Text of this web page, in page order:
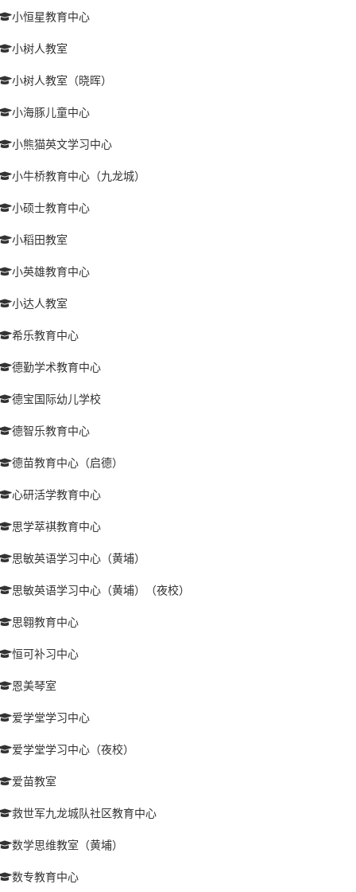
小恒星教育中心
小树人教室
小树人教室（晓晖）
小海豚儿童中心
小熊猫英文学习中心
小牛桥教育中心（九龙城）
小硕士教育中心
小稻田教室
小英雄教育中心
小达人教室
希乐教育中心
德勤学术教育中心
德宝国际幼儿学校
德智乐教育中心
德苗教育中心（启德）
心研活学教育中心
思学萃褀教育中心
思敏英语学习中心（黄埔）
思敏英语学习中心（黄埔）（夜校）
思翱教育中心
恒可补习中心
恩美琴室
爱学堂学习中心
爱学堂学习中心（夜校）
爱苗教室
救世军九龙城队社区教育中心
数学思维教室（黄埔）
数专教育中心